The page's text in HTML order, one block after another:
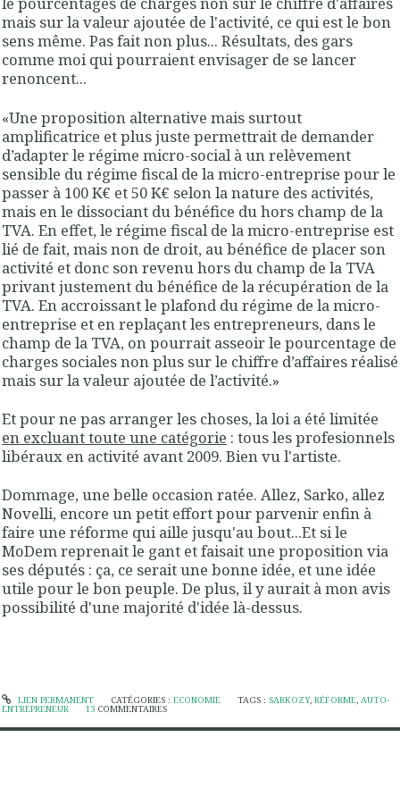
mais sur la valeur ajoutée de l'activité, ce qui est le bon
sens même. Pas fait non plus... Résultats, des gars
comme moi qui pourraient envisager de se lancer
renoncent...
«Une proposition alternative mais surtout
amplificatrice et plus juste permettrait de demander
d’adapter le régime micro-social à un relèvement
sensible du régime fiscal de la micro-entreprise pour le
passer à 100 K€ et 50 K€ selon la nature des activités,
mais en le dissociant du bénéfice du hors champ de la
TVA. En effet, le régime fiscal de la micro-entreprise est
lié de fait, mais non de droit, au bénéfice de placer son
activité et donc son revenu hors du champ de la TVA
privant justement du bénéfice de la récupération de la
TVA. En accroissant le plafond du régime de la micro-
entreprise et en replaçant les entrepreneurs, dans le
champ de la TVA, on pourrait asseoir le pourcentage de
charges sociales non plus sur le chiffre d’affaires réalisé
mais sur la valeur ajoutée de l’activité.»
Et pour ne pas arranger les choses, la loi a été limitée
en excluant toute une catégorie : tous les profesionnels
libéraux en activité avant 2009. Bien vu l'artiste.
Dommage, une belle occasion ratée. Allez, Sarko, allez
Novelli, encore un petit effort pour parvenir enfin à
faire une réforme qui aille jusqu'au bout...Et si le
MoDem reprenait le gant et faisait une proposition via
ses députés : ça, ce serait une bonne idée, et une idée
utile pour le bon peuple. De plus, il y aurait à mon avis
possibilité d'une majorité d'idée là-dessus.
LIEN PERMANENT CATÉGORIES : ECONOMIE TAGS : SARKOZY,RÉFORME AUTO-
ENTREPRENEUR 13 COMMENTAIRES